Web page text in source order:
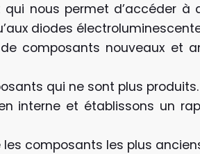
qui nous permet d’accéder
diodes
composants nouveaux et
qui ne sont plus produits.
interne et établissons un
composants les plus